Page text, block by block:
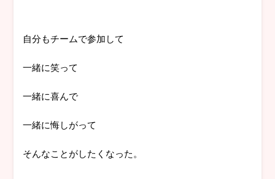
自分もチームで参加して
一緒に笑って
一緒に喜んで
一緒に悔しがって
そんなことがしたくなった。